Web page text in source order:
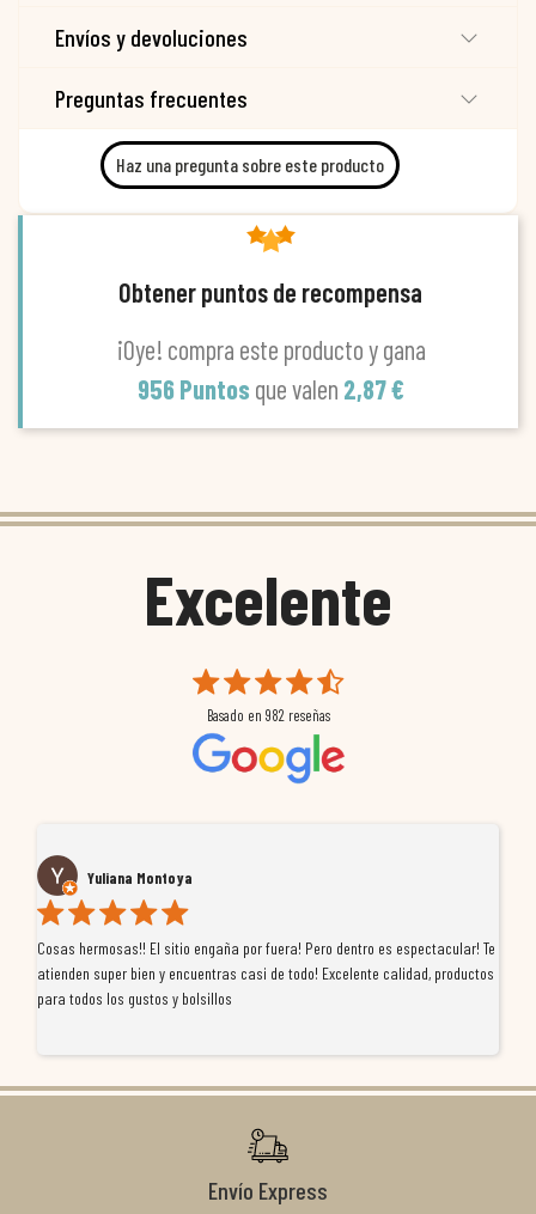
Envíos y devoluciones
Preguntas frecuentes
Haz una pregunta sobre este producto
Obtener puntos de recompensa
¡Oye! compra este producto y gana
956 Puntos que valen 2,87 €
Excelente
Basado en 982 reseñas
Yuliana Montoya
Cosas hermosas!! El sitio engaña por fuera! Pero dentro es espectacular! Te
atienden super bien y encuentras casi de todo! Excelente calidad, productos
para todos los gustos y bolsillos
Envío Express